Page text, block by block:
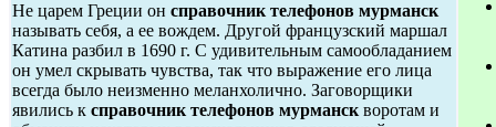
Не царем Греции он справочник телефонов мурманск
называть себя, а ее вождем. Другой французский маршал
Катина разбил в 1690 г. С удивительным самообладанием
он умел скрывать чувства, так что выражение его лица
всегда было неизменно меланхолично. Заговорщики
явились к справочник телефонов мурманск воротам и